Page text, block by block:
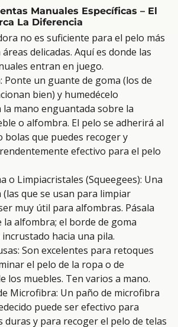
Manuales Específicas – El
La Diferencia
no es suficiente para el pelo más
delicadas. Aquí es donde las
entran en juego.
Ponte un guante de goma (los de
bien) y humedécelo
la mano enguantada sobre la
o alfombra. El pelo se adherirá al
que puedes recoger y
efectivo para el pelo
o Limpiacristales (Squeegees): Una
(las que se usan para limpiar
muy útil para alfombras. Pásala
alfombra; el borde de goma
hacia una pila.
Son excelentes para retoques
el pelo de la ropa o de
los muebles. Ten varios a mano.
Microfibra: Un paño de microfibra
puede ser efectivo para
duras y para recoger el pelo de telas